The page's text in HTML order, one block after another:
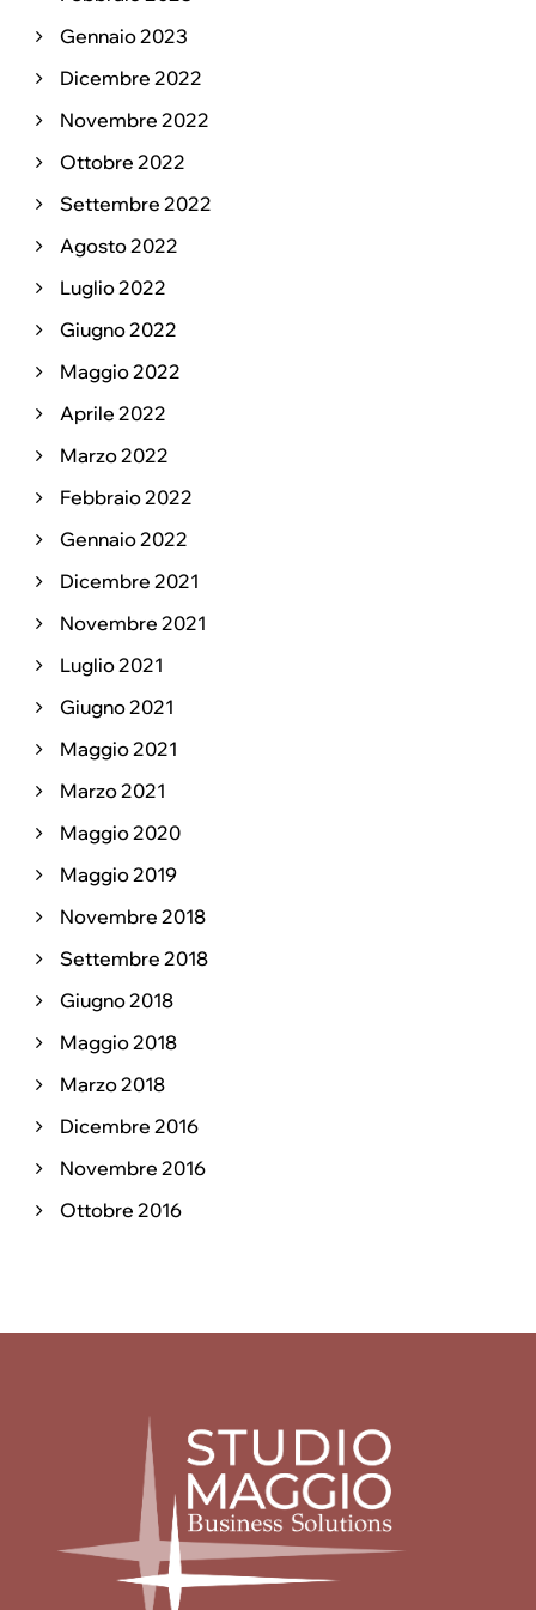
Gennaio 2023
Dicembre 2022
Novembre 2022
Ottobre 2022
Settembre 2022
Agosto 2022
Luglio 2022
Giugno 2022
Maggio 2022
Aprile 2022
Marzo 2022
Febbraio 2022
Gennaio 2022
Dicembre 2021
Novembre 2021
Luglio 2021
Giugno 2021
Maggio 2021
Marzo 2021
Maggio 2020
Maggio 2019
Novembre 2018
Settembre 2018
Giugno 2018
Maggio 2018
Marzo 2018
Dicembre 2016
Novembre 2016
Ottobre 2016